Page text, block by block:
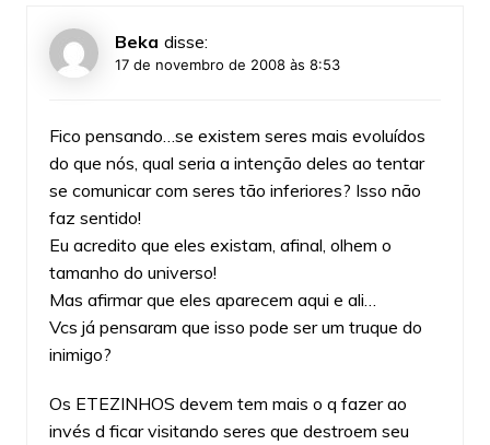
Beka disse:
17 de novembro de 2008 às 8:53
Fico pensando…se existem seres mais evoluídos
do que nós, qual seria a intenção deles ao tentar
se comunicar com seres tão inferiores? Isso não
faz sentido!
Eu acredito que eles existam, afinal, olhem o
tamanho do universo!
Mas afirmar que eles aparecem aqui e ali…
Vcs já pensaram que isso pode ser um truque do
inimigo?
Os ETEZINHOS devem tem mais o q fazer ao
invés d ficar visitando seres que destroem seu